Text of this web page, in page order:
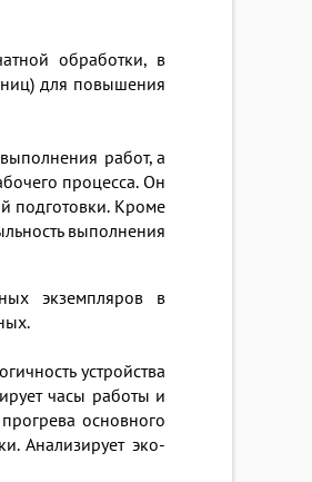
обработки, в
для повышения
работ, а
процесса. Он
подготовки. Кроме
выполнения
экземпляров в
устройства
часы работы и
основного
Анализирует эко-